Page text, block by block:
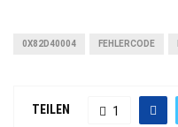
0X82D40004 FEHLERCODE
TEILEN 1